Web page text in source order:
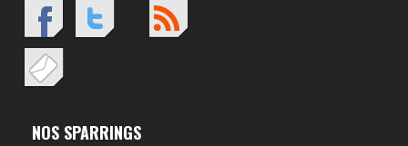
NOS SPARRINGS